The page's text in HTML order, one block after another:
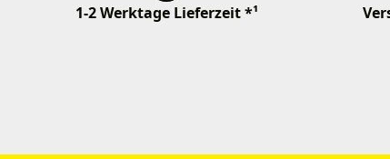
1-2 Werktage Lieferzeit *¹